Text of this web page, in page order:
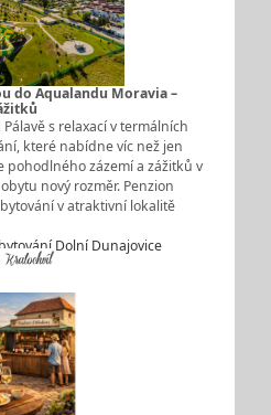
do Aqualandu Moravia –
s relaxací v termálních
které nabídne víc než jen
pohodlného zázemí a zážitků v
nový rozměr. Penzion
v atraktivní lokalitě
Dolní Dunajovice